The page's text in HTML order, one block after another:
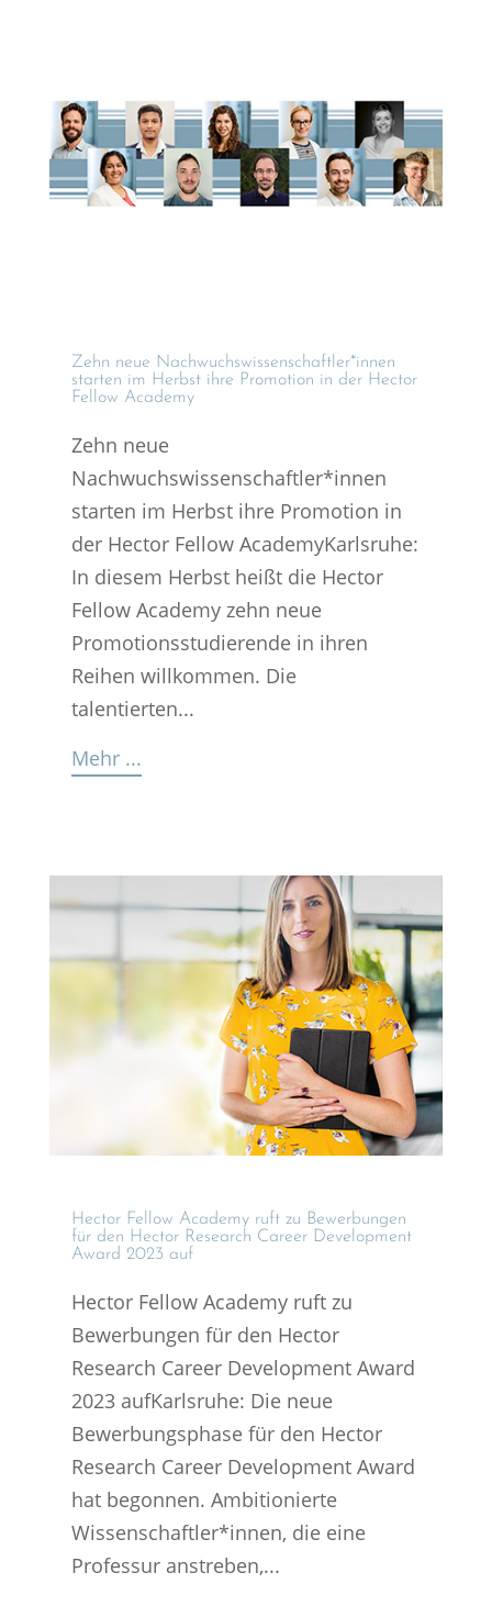
Zehn neue Nachwuchswissenschaftler*innen
starten im Herbst ihre Promo­tion in der Hector
Fellow Academy
Zehn neue
Nachwuchswissenschaftler*innen
starten im Herbst ihre Promotion in
der Hector Fellow AcademyKarlsruhe:
In diesem Herbst heißt die Hector
Fellow Academy zehn neue
Promotionsstudierende in ihren
Reihen willkommen. Die
talentierten...
Mehr ...
Hector Fellow Academy ruft zu Bewer­bun­gen
für den Hector Research Career Develo­p­ment
Award 2023 auf
Hector Fellow Academy ruft zu
Bewerbungen für den Hector
Research Career Development Award
2023 aufKarlsruhe: Die neue
Bewerbungsphase für den Hector
Research Career Development Award
hat begonnen. Ambitionierte
Wissenschaftler*innen, die eine
Professur anstreben,...